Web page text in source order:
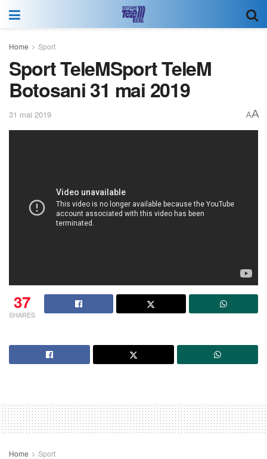
Home Sport
Sport TeleMSport TeleM
Botosani 31 mai 2019
31 mai 2019 AA
37
SHARES
Home Sport